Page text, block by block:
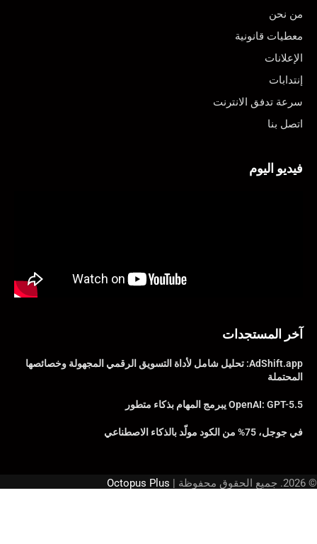
من نحن
معطيات قانونية
الإعلانات
إنتدابات
سرعة تدفق الانترنت
اتصل بنا
فيديو اليوم
آخر المستجدات
AdShift.app: تحليل شامل لأداة التسويق الرقمي المجهولة وخصائصها
المحتملة
OpenAI: GPT-5.5 يبرمج المهام بذكاء متطور
في جوجل، 75% من الكود مولّد بالذكاء الاصطناعي
© 2026. جميع الحقوق محفوظة | Octopus Plus